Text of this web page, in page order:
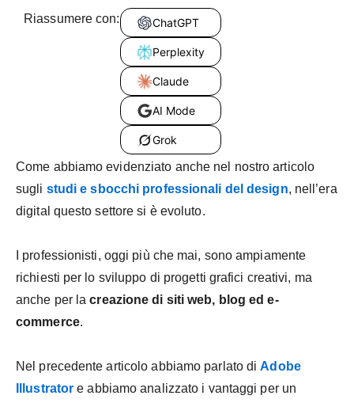
Riassumere con: ChatGPT
Perplexity
Claude
AI Mode
Grok
Come abbiamo evidenziato anche nel nostro articolo
sugli studi e sbocchi professionali del design, nell’era
digital questo settore si è evoluto.
I professionisti, oggi più che mai, sono ampiamente
richiesti per lo sviluppo di progetti grafici creativi, ma
anche per lacreazione di siti web, blog ed e-
commerce.
Nel precedente articolo abbiamo parlato diAdobe
Illustrator e abbiamo analizzato i vantaggi per un